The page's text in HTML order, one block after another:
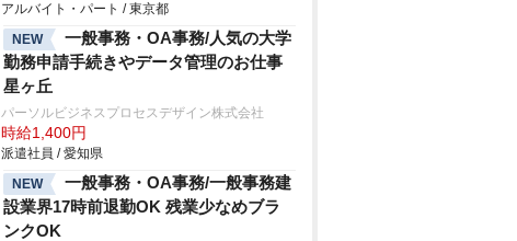
アルバイト・パート / 東京都
NEW
一般事務・OA事務/人気の大学
勤務申請手続きやデータ管理のお仕事
星ヶ丘
パーソルビジネスプロセスデザイン株式会社
時給1,400円
派遣社員 / 愛知県
NEW
一般事務・OA事務/一般事務建
設業界17時前退勤OK 残業少なめブラ
ンクOK